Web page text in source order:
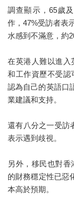
調查顯示，65歲
作，47%受訪者表
水感到不滿意，約
在英港人難以進入
和工作資歷不受認
認為自己的英語口
業建議和支持。
還有八分之一受訪
表示遇到歧視。
另外，移民也對
的財務穩定性已惡
本高於預期。